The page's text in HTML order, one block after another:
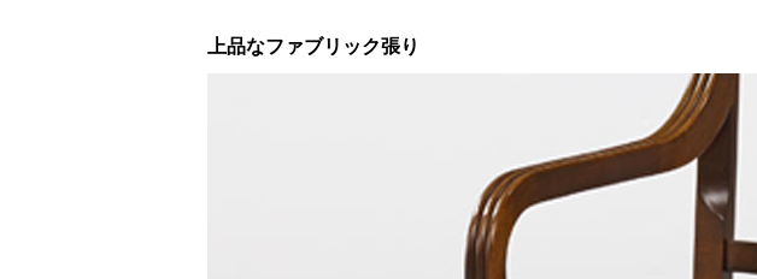
上品なファブリック張り